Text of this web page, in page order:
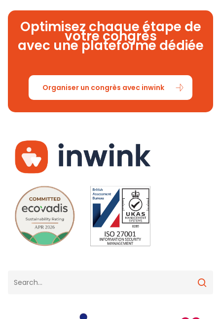
Optimisez chaque étape de
votre congrès
avec une plateforme dédiée
Organiser un congrès avec inwink